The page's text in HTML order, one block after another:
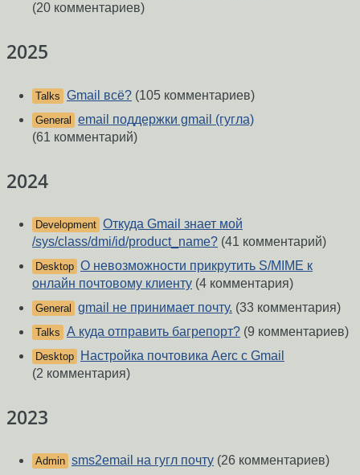
(20 комментариев)
2025
Talks Gmail всё? (105 комментариев)
General email поддержки gmail (гугла)
(61 комментарий)
2024
Development Откуда Gmail знает мой
/sys/class/dmi/id/product_name? (41 комментарий)
Desktop О невозможности прикрутить S/MIME к
онлайн почтовому клиенту (4 комментария)
General gmail не принимает почту. (33 комментария)
Talks А куда отправить багрепорт? (9 комментариев)
Desktop
Настройка почтовика Aerc с Gmail
(2 комментария)
2023
Admin sms2email на гугл почту (26 комментариев)